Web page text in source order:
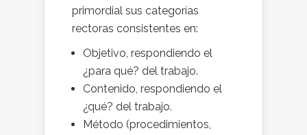
primordial sus categorías
rectoras consistentes en:
Objetivo, respondiendo el
¿para qué? del trabajo.
Contenido, respondiendo el
¿qué? del trabajo.
Método (procedimientos,